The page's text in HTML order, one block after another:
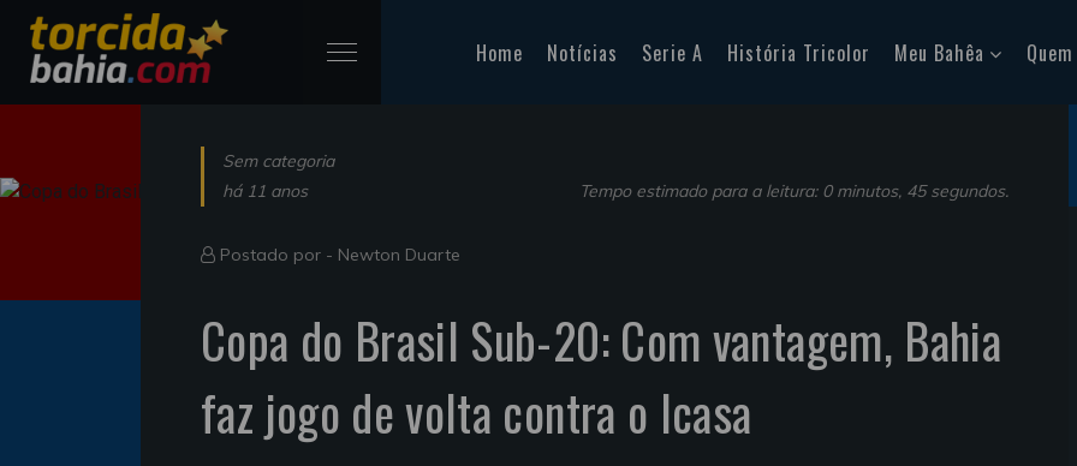
Home Notícias Serie A História Tricolor Meu Bahêa
Sem categoria
há 11 anos
Tempo estimado para a leitura: 0 minutos, 45 segundos.
Postado por - Newton Duarte
Copa do Brasil Sub-20: Com vantagem, Bahia
faz jogo de volta contra o Icasa